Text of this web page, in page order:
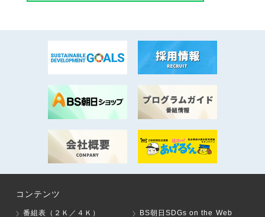
コンテンツ
番組表（２Ｋ／４Ｋ）
BS朝日SDGs on the Web